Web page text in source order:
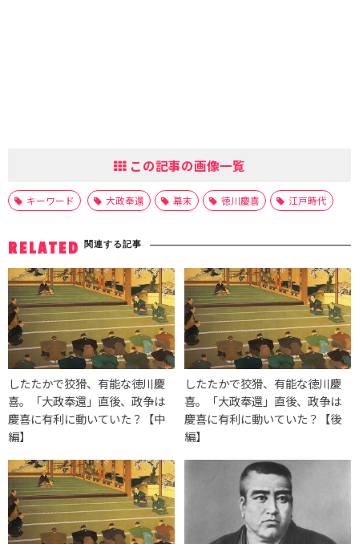
この記事の画像一覧
キーワード 大政奉還 幕末 徳川慶喜 江戸時代
RELATED 関連する記事
したたかで狡猾、有能な徳川慶
喜。「大政奉還」直後、政争は
慶喜に有利に動いていた？【中
編】
したたかで狡猾、有能な徳川慶
喜。「大政奉還」直後、政争は
慶喜に有利に動いていた？【後
編】